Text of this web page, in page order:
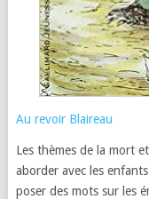
Au revoir Blaireau
Les thèmes de la mort
aborder avec les
poser des mots sur les